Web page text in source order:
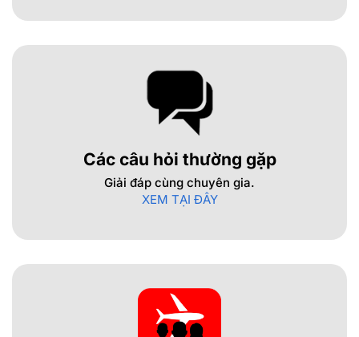
Các câu hỏi thường gặp
Giải đáp cùng chuyên gia.
XEM TẠI ĐÂY